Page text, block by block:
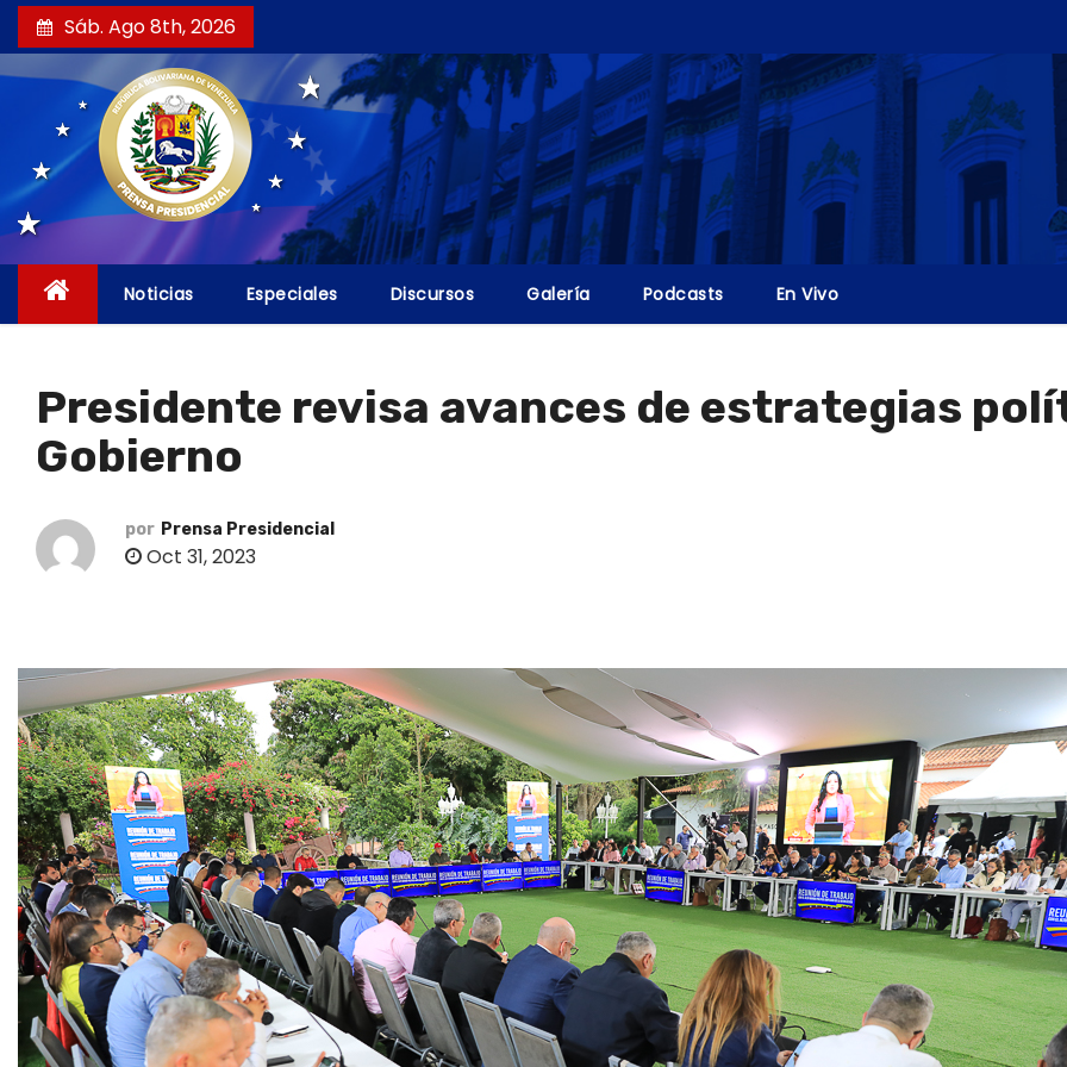
a
l
Sáb. Ago 8th, 2026
Noticias Especiales Discursos Galería Podcasts En Vivo
Presidente revisa avances de estrategias
Gobierno
por Prensa Presidencial
Oct 31, 2023